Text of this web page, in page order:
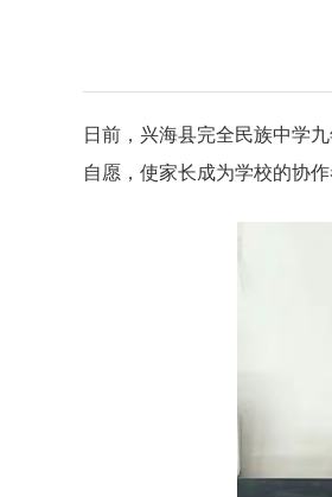
日前，兴海县完全民族中学
自愿，使家长成为学校的协作